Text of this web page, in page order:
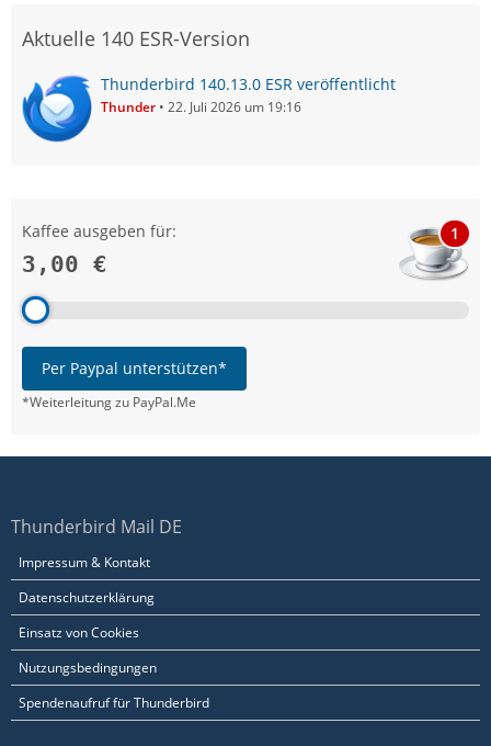
Aktuelle 140 ESR-Version
Thunderbird 140.13.0 ESR veröffentlicht
Thunder 22. Juli 2026 um 19:16
Kaffee ausgeben für:
3,00 €
1
Per Paypal unterstützen*
*Weiterleitung zu PayPal.Me
Thunderbird Mail DE
Impressum & Kontakt
Datenschutzerklärung
Einsatz von Cookies
Nutzungsbedingungen
Spendenaufruf für Thunderbird